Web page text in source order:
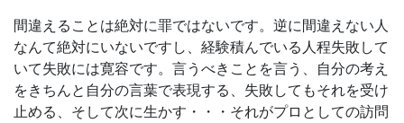
間違えることは絶対に罪ではないです。逆に間違えない人
なんて絶対にいないですし、経験積んでいる人程失敗して
いて失敗には寛容です。言うべきことを言う、自分の考え
をきちんと自分の言葉で表現する、失敗してもそれを受け
止める、そして次に生かす・・・それがプロとしての訪問